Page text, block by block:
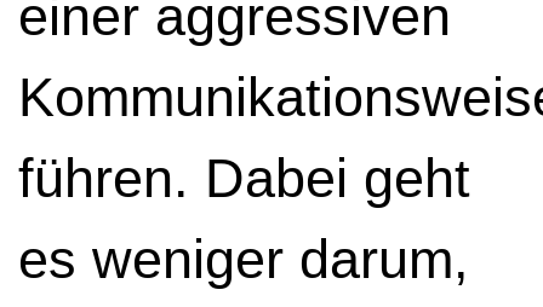
einer aggressiven
führen. Dabei geht
es weniger darum,